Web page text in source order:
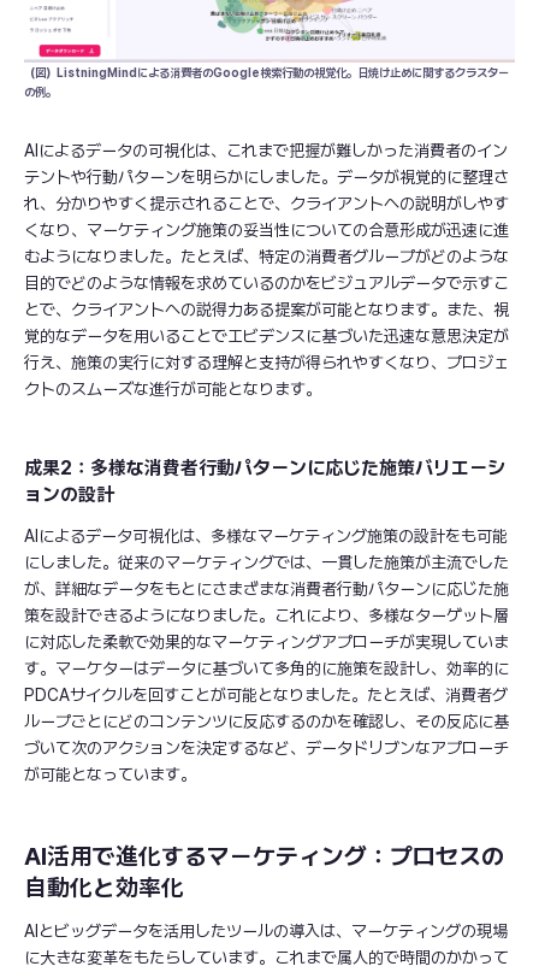
（図）ListningMindによる消費者のGoogle検索行動の視覚化。日焼け止めに関するクラスター
の例。
AIによるデータの可視化は、これまで把握が難しかった消費者のイン
テントや行動パターンを明らかにしました。データが視覚的に整理さ
れ、分かりやすく提示されることで、クライアントへの説明がしやす
くなり、マーケティング施策の妥当性についての合意形成が迅速に進
むようになりました。たとえば、特定の消費者グループがどのような
目的でどのような情報を求めているのかをビジュアルデータで示すこ
とで、クライアントへの説得力ある提案が可能となります。また、視
覚的なデータを用いることでエビデンスに基づいた迅速な意思決定が
行え、施策の実行に対する理解と支持が得られやすくなり、プロジェ
クトのスムーズな進行が可能となります。
成果2：多様な消費者行動パターンに応じた施策バリエーシ
ョンの設計
AIによるデータ可視化は、多様なマーケティング施策の設計をも可能
にしました。従来のマーケティングでは、一貫した施策が主流でした
が、詳細なデータをもとにさまざまな消費者行動パターンに応じた施
策を設計できるようになりました。これにより、多様なターゲット層
に対応した柔軟で効果的なマーケティングアプローチが実現していま
す。マーケターはデータに基づいて多角的に施策を設計し、効率的に
PDCAサイクルを回すことが可能となりました。たとえば、消費者グ
ループごとにどのコンテンツに反応するのかを確認し、その反応に基
づいて次のアクションを決定するなど、データドリブンなアプローチ
が可能となっています。
AI活用で進化するマーケティング：プロセスの
自動化と効率化
AIとビッグデータを活用したツールの導入は、マーケティングの現場
に大きな変革をもたらしています。これまで属人的で時間のかかって